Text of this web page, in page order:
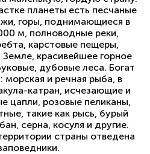
планеты есть песчаные
горы, поднимающиеся в
м, полноводные реки,
карстовые пещеры,
красивейшее горное
дубовые леса. Богат
и речная рыба, в
катран, исчезающие и
цапли, розовые пеликаны,
такие как рысь, бурый
серна, косуля и другие.
страны отведена